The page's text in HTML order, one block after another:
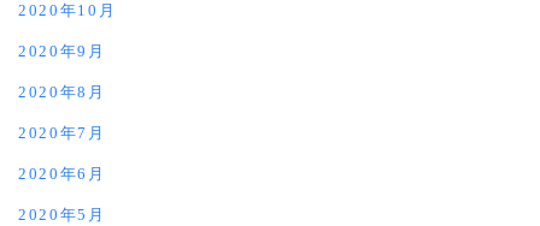
2020年10月
2020年9月
2020年8月
2020年7月
2020年6月
2020年5月